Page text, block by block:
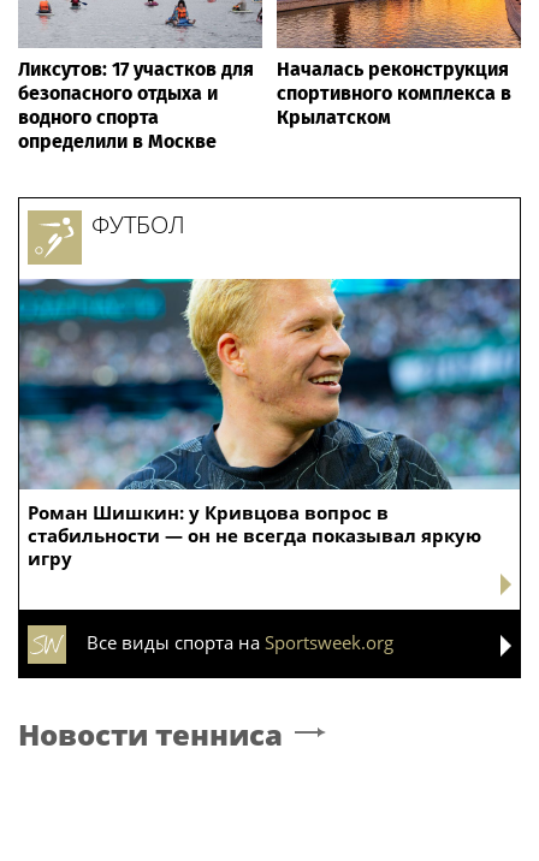
Ликсутов: 17 участков для
безопасного отдыха и
водного спорта
определили в Москве
Началась реконструкция
спортивного комплекса в
Крылатском
Роман Шишкин: у Кривцова вопрос в
стабильности — он не всегда показывал яркую
игру
ФУТБОЛ
Все виды спорта на Sportsweek.org
Новости тенниса